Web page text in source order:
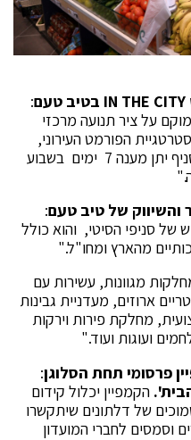
IN THE CITY בטיב טעם:
על ציר תנועה מרכזי
הפורמט העירוני,
הרחבת הרשת, נוכחות והנגשה. הסניף יתן מענה 7 ימים בשבוע
והשיווק של טיב טעם:
סניפי הסיטי, והוא כולל
מהארץ ומחו"ל."
מגוונות, עשירות עם
ארוזים, מעדניית גבינות
מחלקת פירות וירקות
ועוגות ועוד."
פרסומי תחת הסלוגן:
הקמפיין יכלול קידום
של דלתונים שיתקשרו
וסמסים לחברי המועדון